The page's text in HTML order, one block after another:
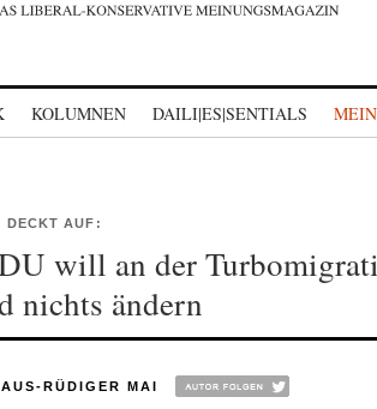
KOLUMNEN DAILI|ES|SENTIALS
DECKT AUF:
will an der
nichts ändern
RÜDIGER MAI